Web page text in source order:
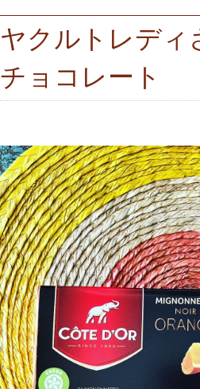
ヤクルトレディ
チョコレート